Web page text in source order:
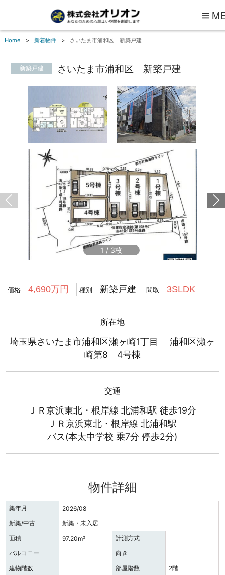
Home 新着物件 さいたま市浦和区 新築戸建
新築戸建 さいたま市浦和区 新築戸建
1 / 3
価格 4,690万円 種別 新築戸建 間取 3SLDK
所在地
埼玉県さいたま市浦和区瀬ヶ崎1丁目 浦和区瀬ヶ
崎第8 4号棟
交通
ＪＲ京浜東北・根岸線 北浦和駅 徒歩19分
ＪＲ京浜東北・根岸線 北浦和駅
バス(本太中学校 乗7分 停歩2分)
物件詳細
築年月
2026/08
新築/中古
新築・未入居
面積
97.20m²
計測方式
バルコニー
向き
建物階数
部屋階数
2階